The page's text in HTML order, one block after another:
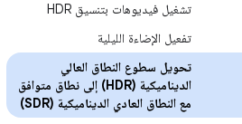
تشغيل فيديوهات بتنسيق HDR
تفعيل الإضاءة الليلية
تحويل سطوع النطاق العالي
الديناميكية (HDR) إلى نطاق متوافق
مع النطاق العادي الديناميكية (SDR)